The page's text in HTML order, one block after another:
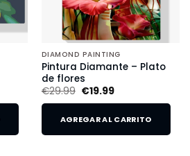
DIAMOND PAINTING
Pintura Diamante – Plato
de flores
€29.99 €19.99
AGREGAR AL CARRITO